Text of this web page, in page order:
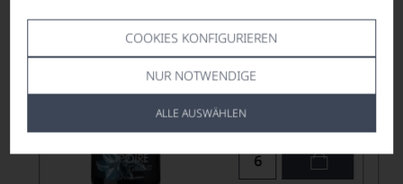
COOKIES KONFIGURIEREN
NUR NOTWENDIGE
ALLE AUSWÄHLEN
pro Flasche (0.75l), € 33,20/L